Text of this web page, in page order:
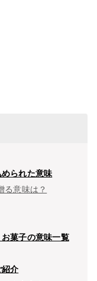
られた意味
る意味は？
お菓子の意味一覧
介